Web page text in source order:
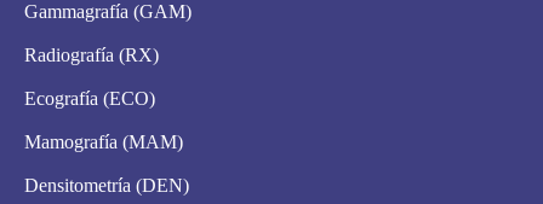
Gammagrafía (GAM)
Radiografía (RX)
Ecografía (ECO)
Mamografía (MAM)
Densitometría (DEN)